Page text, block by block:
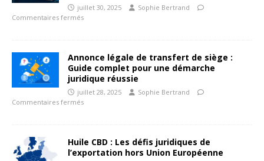
juillet 30, 2025
Sophie Bertrand
Commentaires fermés
Annonce légale de transfert de siège :
Guide complet pour une démarche
juridique réussie
juillet 28, 2025
Sophie Bertrand
Commentaires fermés
Huile CBD : Les défis juridiques de
l’exportation hors Union Européenne